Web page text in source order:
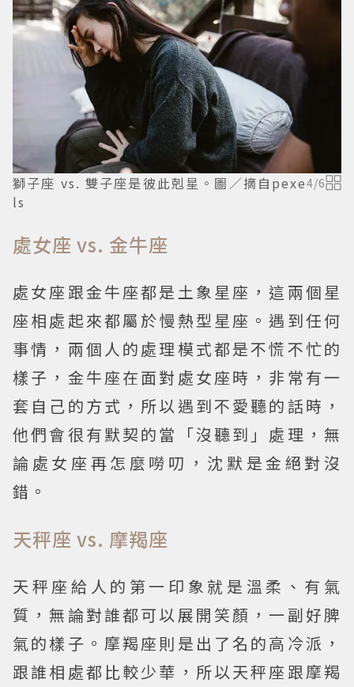
獅子座 vs. 雙子座是彼此剋星。圖／摘自pexe
ls
4/6
處女座 vs. 金牛座
處女座跟金牛座都是土象星座，這兩個星
座相處起來都屬於慢熱型星座。遇到任何
事情，兩個人的處理模式都是不慌不忙的
樣子，金牛座在面對處女座時，非常有一
套自己的方式，所以遇到不愛聽的話時，
他們會很有默契的當「沒聽到」處理，無
論處女座再怎麼嘮叨，沈默是金絕對沒
錯。
天秤座 vs. 摩羯座
天秤座給人的第一印象就是溫柔、有氣
質，無論對誰都可以展開笑顏，一副好脾
氣的樣子。摩羯座則是出了名的高冷派，
跟誰相處都比較少華，所以天秤座跟摩羯